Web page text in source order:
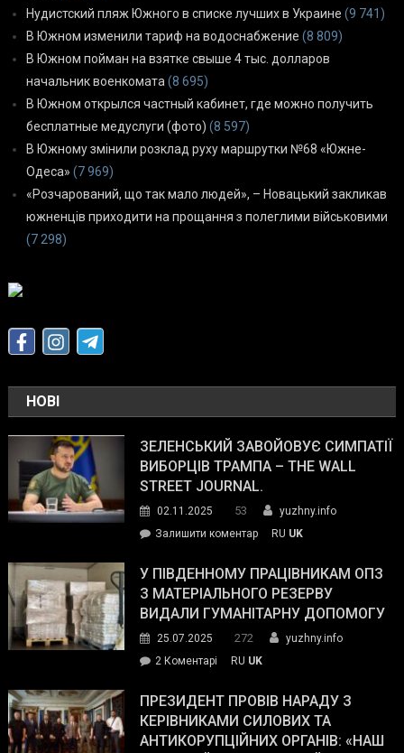
Нудистский пляж Южного в списке лучших в Украине (9 741)
В Южном изменили тариф на водоснабжение (8 809)
В Южном пойман на взятке свыше 4 тыс. долларов
начальник военкомата (8 695)
В Южном открылся частный кабинет, где можно получить
бесплатные медуслуги (фото) (8 597)
В Южному змінили розклад руху маршрутки №68 «Южне-
Одеса» (7 969)
«Розчарований, що так мало людей», – Новацький закликав
южненців приходити на прощання з полеглими військовими
(7 298)
НОВІ
ЗЕЛЕНСЬКИЙ ЗАВОЙОВУЄ СИМПАТІЇ
ВИБОРЦІВ ТРАМПА – THE WALL
STREET JOURNAL.
02.11.2025 53
yuzhny.info
Залишити коментарon
завойовує
симпатії
виборців
The
Street
Journal.
RU UK
У ПІВДЕННОМУ ПРАЦІВНИКАМ ОПЗ
З МАТЕРІАЛЬНОГО РЕЗЕРВУ
ВИДАЛИ ГУМАНІТАРНУ ДОПОМОГУ
25.07.2025 272
yuzhny.info
2 Коментарі
Південному
працівникам
ОПЗ
RU UK
ПРЕЗИДЕНТ ПРОВІВ НАРАДУ З
КЕРІВНИКАМИ СИЛОВИХ ТА
АНТИКОРУПЦІЙНИХ ОРГАНІВ: «НАШ